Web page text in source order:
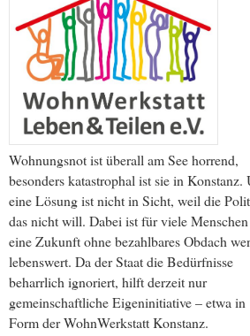
Wohnungsnot ist überall am See horrend,
besonders katastrophal ist sie in Konstanz.
eine Lösung ist nicht in Sicht, weil die
das nicht will. Dabei ist für viele Menschen
eine Zukunft ohne bezahlbares Obdach
lebenswert. Da der Staat die Bedürfnisse
beharrlich ignoriert, hilft derzeit nur
gemeinschaftliche Eigeninitiative – etwa in
Form der WohnWerkstatt Konstanz.